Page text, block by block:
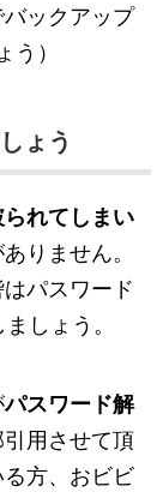
ックアップ
う）
ょう
れてしまい
りません。
パスワード
しょう。
パスワード解
用させて頂
方、おビビ